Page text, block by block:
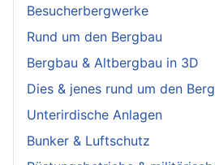
Besucherbergwerke
Rund um den Bergbau
Bergbau & Altbergbau in 3D
Dies & jenes rund um den
Unterirdische Anlagen
Bunker & Luftschutz